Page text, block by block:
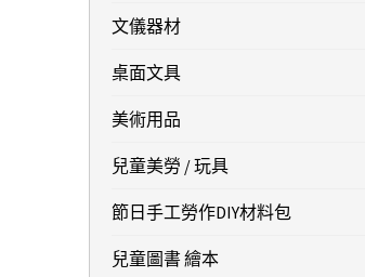
文儀器材
桌面文具
美術用品
兒童美勞 / 玩具
節日手工勞作DIY材料包
兒童圖書 繪本